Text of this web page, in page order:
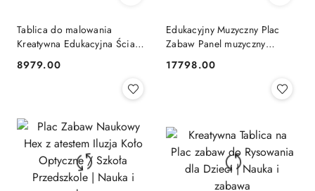
Tablica do malowania
Kreatywna Edukacyjna Ściana
Zabaw | Nauka i zabawa
Cena:
8979.00
Edukacyjny Muzyczny Plac
Zabaw Panel muzyczny
Przedszkole | Nauka i zabawa
Cena:
17798.00